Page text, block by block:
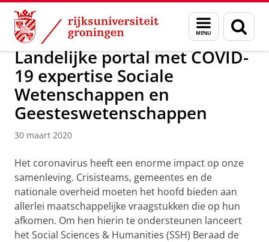
Skip
Content
Skip
Navigation
Menu
en
zoeken
Over ons Actueel Nieuws Nieuwsberichten
Landelijke portal met COVID-
19 expertise Sociale
Wetenschappen en
Geesteswetenschappen
30 maart 2020
Het coronavirus heeft een enorme impact op onze
samenleving. Crisisteams, gemeentes en de
nationale overheid moeten het hoofd bieden aan
allerlei maatschappelijke vraagstukken die op hun
afkomen. Om hen hierin te ondersteunen lanceert
het Social Sciences & Humanities (SSH) Beraad de